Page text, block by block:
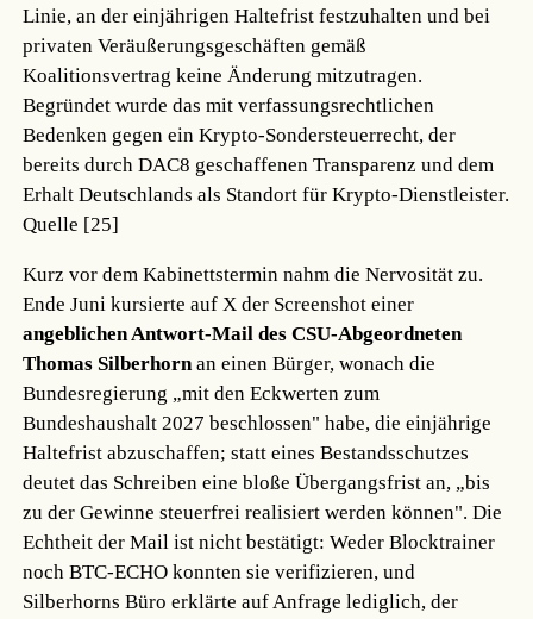
Linie, an der einjährigen Haltefrist festzuhalten und bei
privaten Veräußerungsgeschäften gemäß
Koalitionsvertrag keine Änderung mitzutragen.
Begründet wurde das mit verfassungsrechtlichen
Bedenken gegen ein Krypto-Sondersteuerrecht, der
bereits durch DAC8 geschaffenen Transparenz und dem
Erhalt Deutschlands als Standort für Krypto-Dienstleister.
Quelle [25]
Kurz vor dem Kabinettstermin nahm die Nervosität zu.
Ende Juni kursierte auf X der Screenshot einer
angeblichen Antwort-Mail des CSU-Abgeordneten
Thomas Silberhornan einen Bürger, wonach die
Bundesregierung „mit den Eckwerten zum
Bundeshaushalt 2027 beschlossen" habe, die einjährige
Haltefrist abzuschaffen; statt eines Bestandsschutzes
deutet das Schreiben eine bloße Übergangsfrist an, „bis
zu der Gewinne steuerfrei realisiert werden können". Die
Echtheit der Mail ist nicht bestätigt: Weder Blocktrainer
noch BTC-ECHO konnten sie verifizieren, und
Silberhorns Büro erklärte auf Anfrage lediglich, der